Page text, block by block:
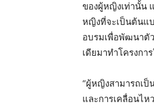
ของผู้หญิงเท่านั้น
หญิงที่จะเป็นต้นแ
อบรมเพื่อพัฒนาตั
เดียมาทำโครงกา
“ผู้หญิงสามารถเ
และการเคลื่อนไ